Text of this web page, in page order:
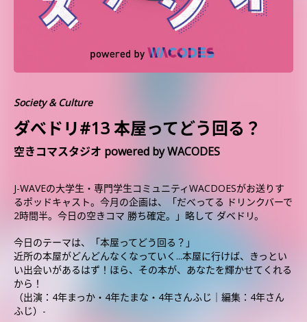
Society & Culture
ダべドリ#13 本屋ってどう回る？
空きコマスタジオ powered by WACODES
J-WAVEの大学生・専門学生コミュニティWACDOESがお送りす
るポッドキャスト。今月の企画は、「だべってる ドリンクバーで
2時間半。今日の空きコマ 勝ち確定。」略して ダベドリ。
今日のテーマは、「本屋ってどう回る？」
近所の本屋がどんどんなくなっていく...本屋に行けば、きっとい
い出会いがあるはず！ほら、その本が、あなたを輝かせてくれる
から！
（出演：4年まっか・4年たまな・4年さんふじ｜編集：4年さん
ふじ）-